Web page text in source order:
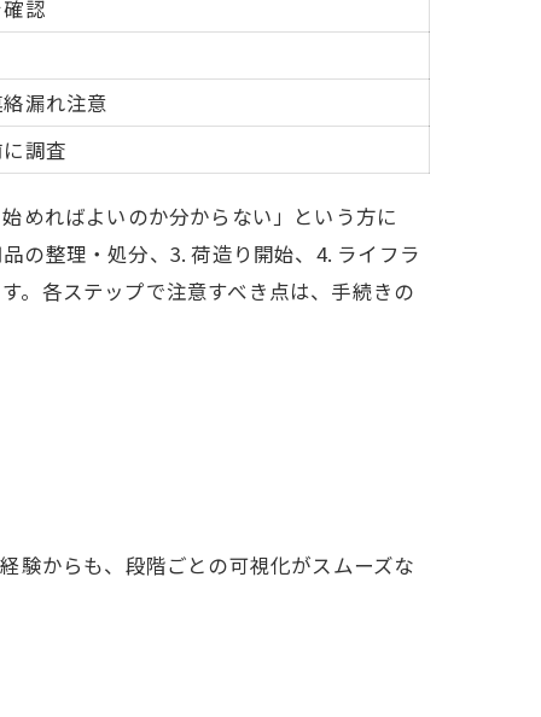
認
漏れ注意
調査
めればよいのか分からない」という方に
の整理・処分、3. 荷造り開始、4. ライフラ
。各ステップで注意すべき点は、手続きの
験からも、段階ごとの可視化がスムーズな